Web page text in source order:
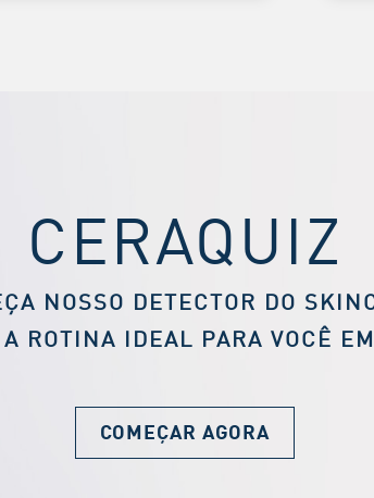
CERAQUIZ
NOSSO DETECTOR DO
A ROTINA IDEAL PARA VOCÊ
COMEÇAR AGORA